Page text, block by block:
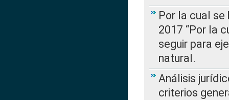
Por la cual se
2017 “Por la
seguir para
natural.
Análisis
criterios